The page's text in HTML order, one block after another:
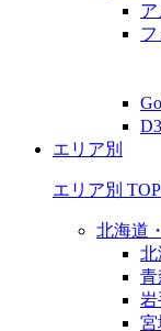
エリア別
エリア別
北海道
北
青
岩
宮